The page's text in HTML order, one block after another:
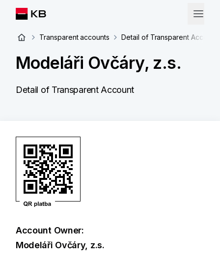
Transparent accounts Detail of Transparent Account
Modeláři Ovčáry, z.s.
Detail of Transparent Account
Account Owner:
Modeláři Ovčáry, z.s.